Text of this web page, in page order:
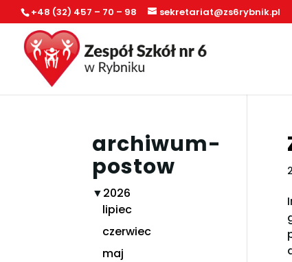
+48 (32) 457 – 70 – 98 sekretariat@zs6rybnik.pl
archiwum-
postow
▼2026
lipiec
czerwiec
maj